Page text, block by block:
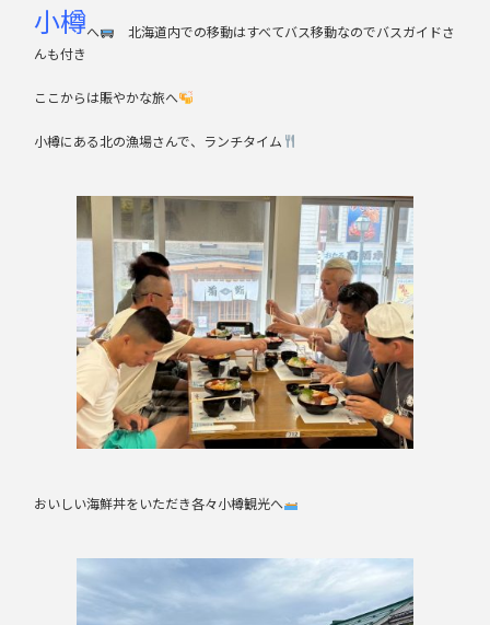
小樽へ
北海道内での移動はすべてバス移動なのでバスガイドさ
んも付き
ここからは賑やかな旅へ
小樽にある北の漁場さんで、ランチタイム
おいしい海鮮丼をいただき各々小樽観光へ